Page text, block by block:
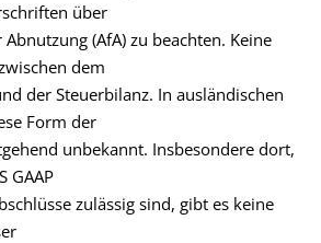
über
(AfA) zu beachten. Keine
dem
der Steuerbilanz. In ausländischen
Form der
unbekannt. Insbesondere dort,
GAAP
zulässig sind, gibt es keine